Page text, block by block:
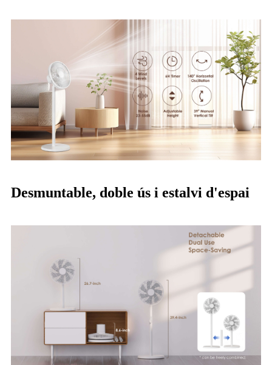
Desmuntable, doble ús i estalvi d'espai